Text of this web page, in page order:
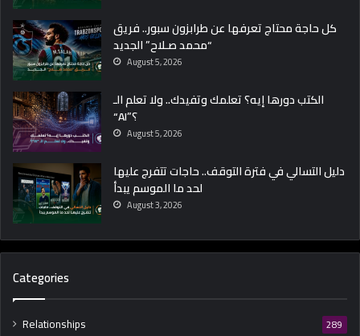
كل حاجة محتاج تعرفها عن طرابزون سبور.. فريق
“محمد صـلاح” الجديد
August 5, 2026
الكتب دورها إيه؟ تعلمك وتفيدك.. ولا تعلم الـ
“AI”؟
August 5, 2026
دليل التسالي في فترة التوقف.. حاجات تتفرج عليها
لحد ما الموسم يبدأ
August 3, 2026
Categories
Relationships 289